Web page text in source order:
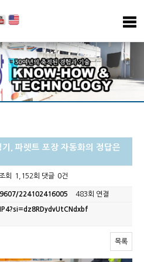
, 파렛트 포장 자동화의 정답은
회 1,152회 댓글 0건
224102416005 483회 연결
목록